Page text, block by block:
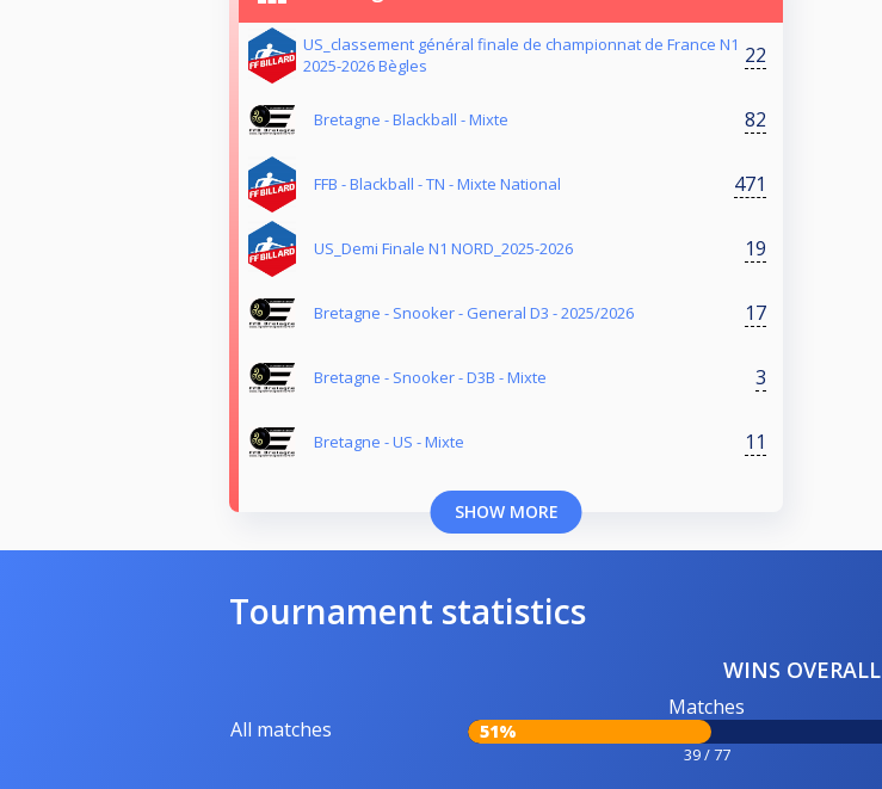
US_classement général finale de championnat de France N1
2025-2026 Bègles
22
Bretagne - Blackball - Mixte 82
FFB - Blackball - TN - Mixte National 471
US_Demi Finale N1 NORD_2025-2026 19
Bretagne - Snooker - General D3 - 2025/2026 17
Bretagne - Snooker - D3B - Mixte 3
Bretagne - US - Mixte 11
SHOW MORE
Tournament statistics
WINS OVERALL
All matches
Matches
51%
39 / 77